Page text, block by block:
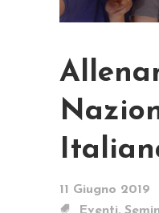
11 Giugno 2019
Eventi,